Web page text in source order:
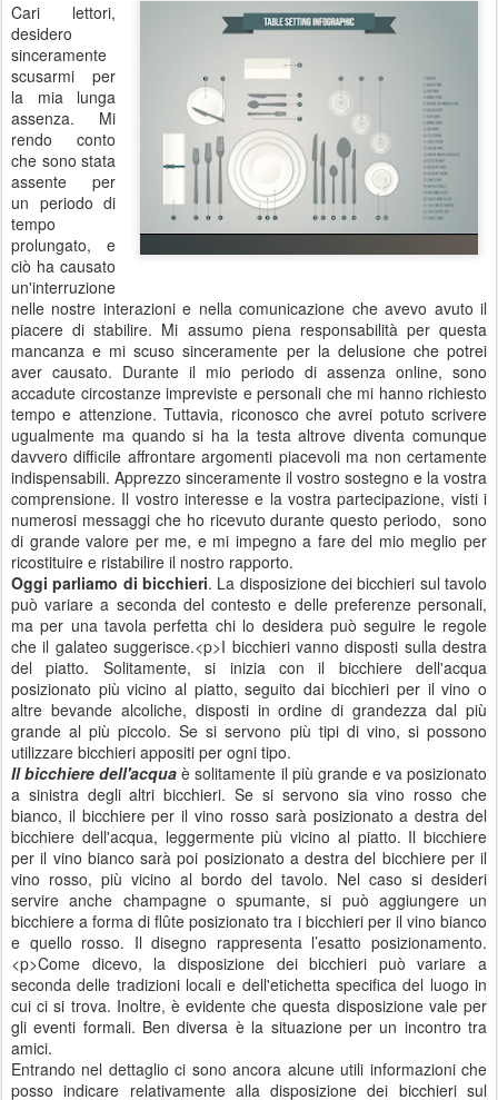
Cari lettori,
desidero
sinceramente
scusarmi per
la mia lunga
assenza. Mi
rendo conto
che sono stata
assente per
un periodo di
tempo
prolungato, e
ciò ha causato
un'interruzione
nelle nostre interazioni e nella comunicazione che avevo avuto il
piacere di stabilire. Mi assumo piena responsabilità per questa
mancanza e mi scuso sinceramente per la delusione che potrei
aver causato. Durante il mio periodo di assenza online, sono
accadute circostanze impreviste e personali che mi hanno richiesto
tempo e attenzione. Tuttavia, riconosco che avrei potuto scrivere
ugualmente ma quando si ha la testa altrove diventa comunque
davvero difficile affrontare argomenti piacevoli ma non certamente
indispensabili. Apprezzo sinceramente il vostro sostegno e la vostra
comprensione. Il vostro interesse e la vostra partecipazione, visti i
numerosi messaggi che ho ricevuto durante questo periodo, sono
di grande valore per me, e mi impegno a fare del mio meglio per
ricostituire e ristabilire il nostro rapporto.
Oggi parliamo di bicchieri. La disposizione dei bicchieri sul tavolo
può variare a seconda del contesto e delle preferenze personali,
ma per una tavola perfetta chi lo desidera può seguire le regole
che il galateo suggerisce.<p>I bicchieri vanno disposti sulla destra
del piatto. Solitamente, si inizia con il bicchiere dell'acqua
posizionato più vicino al piatto, seguito dai bicchieri per il vino o
altre bevande alcoliche, disposti in ordine di grandezza dal più
grande al più piccolo. Se si servono più tipi di vino, si possono
utilizzare bicchieri appositi per ogni tipo.
Il bicchiere dell'acqua è solitamente il più grande e va posizionato
a sinistra degli altri bicchieri. Se si servono sia vino rosso che
bianco, il bicchiere per il vino rosso sarà posizionato a destra del
bicchiere dell'acqua, leggermente più vicino al piatto. Il bicchiere
per il vino bianco sarà poi posizionato a destra del bicchiere per il
vino rosso, più vicino al bordo del tavolo. Nel caso si desideri
servire anche champagne o spumante, si può aggiungere un
bicchiere a forma di flûte posizionato tra i bicchieri per il vino bianco
e quello rosso. Il disegno rappresenta l’esatto posizionamento.
<p>Come dicevo, la disposizione dei bicchieri può variare a
seconda delle tradizioni locali e dell'etichetta specifica del luogo in
cui ci si trova. Inoltre, è evidente che questa disposizione vale per
gli eventi formali. Ben diversa è la situazione per un incontro tra
amici.
Entrando nel dettaglio ci sono ancora alcune utili informazioni che
posso indicare relativamente alla disposizione dei bicchieri sul